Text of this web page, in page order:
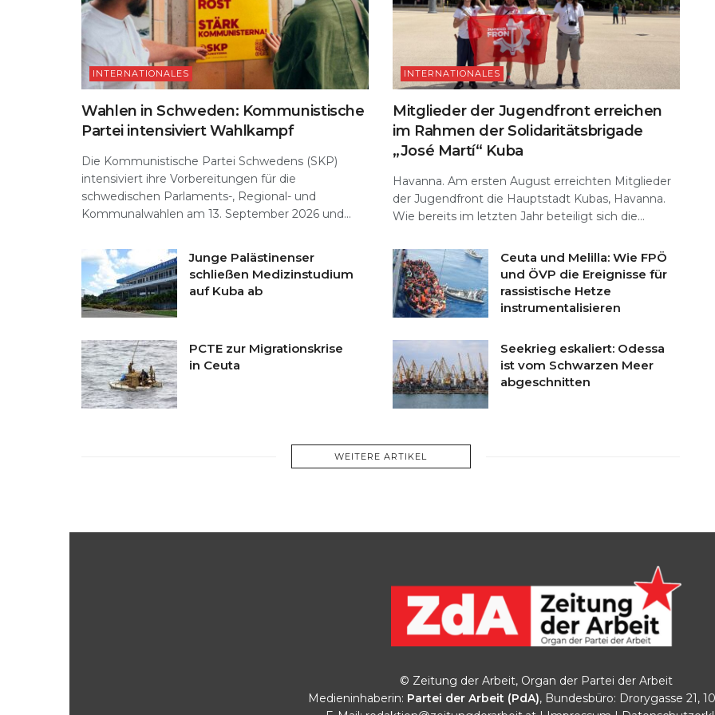
INTERNATIONALES
Wahlen in Schweden: Kommunistische
Partei intensiviert Wahlkampf
Die Kommunistische Partei Schwedens (SKP)
intensiviert ihre Vorbereitungen für die
schwedischen Parlaments-, Regional- und
Kommunalwahlen am 13. September 2026 und...
INTERNATIONALES
Mitglieder der Jugendfront erreichen
im Rahmen der Solidaritätsbrigade
„José Martí“ Kuba
Havanna. Am ersten August erreichten Mitglieder
der Jugendfront die Hauptstadt Kubas, Havanna.
Wie bereits im letzten Jahr beteiligt sich die...
Junge Palästinenser
schließen Medizinstudium
auf Kuba ab
Ceuta und Melilla: Wie FPÖ
und ÖVP die Ereignisse für
rassistische Hetze
instrumentalisieren
PCTE zur Migrationskrise
in Ceuta
Seekrieg eskaliert: Odessa
ist vom Schwarzen Meer
abgeschnitten
WEITERE ARTIKEL
© Zeitung der Arbeit, Organ der Partei der Arbeit
Medieninhaberin: Partei der Arbeit (PdA), Bundesbüro: Drorygasse 21,